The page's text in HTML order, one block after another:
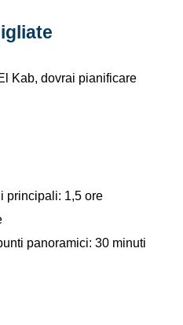
Kab, dovrai pianificare
principali: 1,5 ore
panoramici: 30 minuti